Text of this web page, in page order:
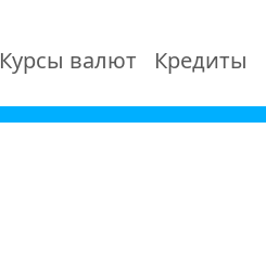
Курсы валют Кредиты